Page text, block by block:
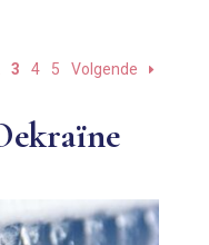
3 4 5 Volgende